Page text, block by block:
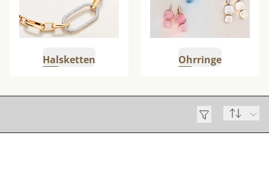
Halsketten Ohrringe